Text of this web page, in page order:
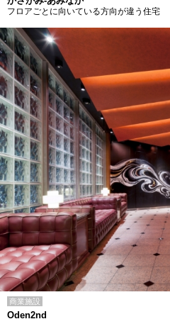
フロアごとに向いている方向が違う住宅
商業施設
Oden2nd